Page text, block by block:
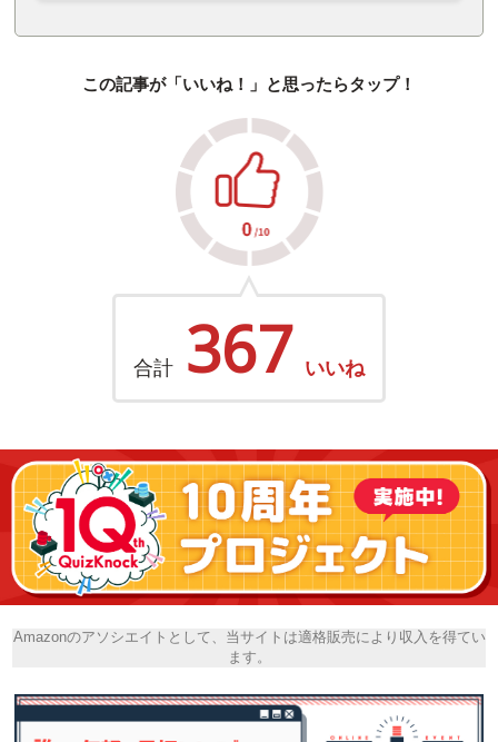
この記事が「いいね！」と思ったらタップ！
合計 367 いいね
Amazonのアソシエイトとして、当サイトは適格販売により収入を得てい
ます。